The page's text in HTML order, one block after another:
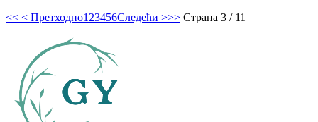
<< < Претходно1 23456Следећи >>> Страна 3 / 11